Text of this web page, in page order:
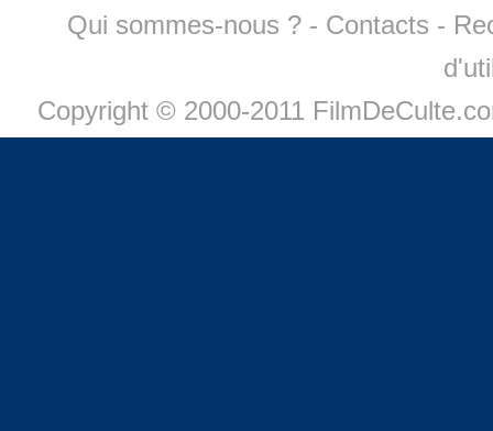
Qui sommes-nous ? - Contacts -
Copyright © 2000-2011